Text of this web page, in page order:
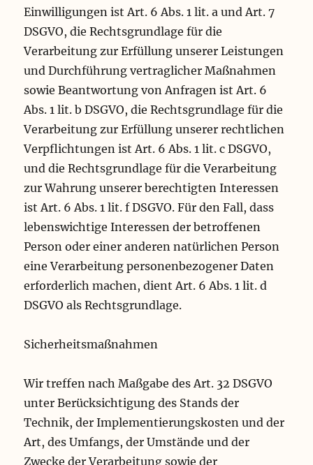
Einwilligungen ist Art. 6 Abs. 1 lit. a und Art. 7
DSGVO, die Rechtsgrundlage für die
Verarbeitung zur Erfüllung unserer Leistungen
und Durchführung vertraglicher Maßnahmen
sowie Beantwortung von Anfragen ist Art. 6
Abs. 1 lit. b DSGVO, die Rechtsgrundlage für die
Verarbeitung zur Erfüllung unserer rechtlichen
Verpflichtungen ist Art. 6 Abs. 1 lit. c DSGVO,
und die Rechtsgrundlage für die Verarbeitung
zur Wahrung unserer berechtigten Interessen
ist Art. 6 Abs. 1 lit. f DSGVO. Für den Fall, dass
lebenswichtige Interessen der betroffenen
Person oder einer anderen natürlichen Person
eine Verarbeitung personenbezogener Daten
erforderlich machen, dient Art. 6 Abs. 1 lit. d
DSGVO als Rechtsgrundlage.
Sicherheitsmaßnahmen
Wir treffen nach Maßgabe des Art. 32 DSGVO
unter Berücksichtigung des Stands der
Technik, der Implementierungskosten und der
Art, des Umfangs, der Umstände und der
Zwecke der Verarbeitung sowie der